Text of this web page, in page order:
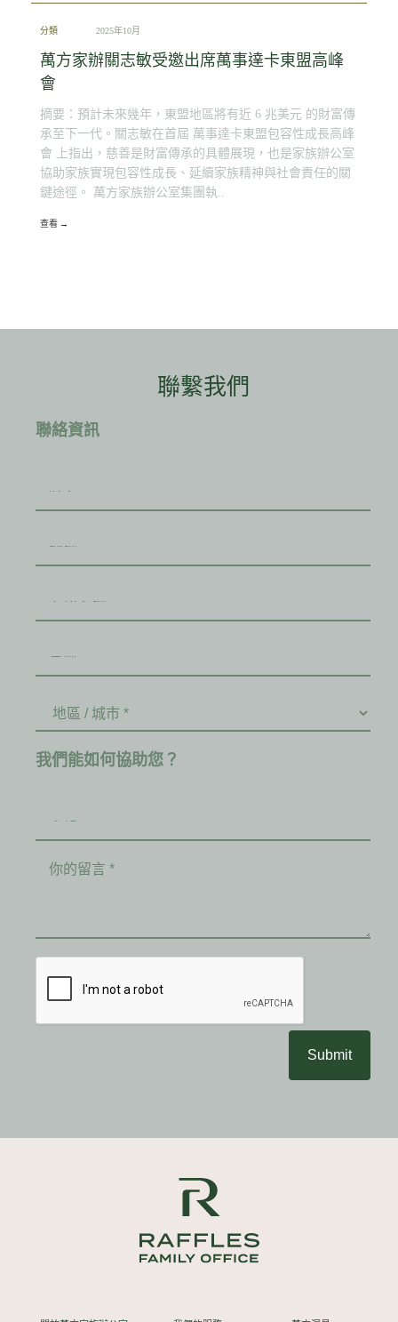
分類 2025年10月
萬方家辦關志敏受邀出席萬事達卡東盟高峰
會
摘要：預計未來幾年，東盟地區將有近 6 兆美元 的財富傳
承至下一代。關志敏在首屆 萬事達卡東盟包容性成長高峰
會 上指出，慈善是財富傳承的具體展現，也是家族辦公室
協助家族實現包容性成長、延續家族精神與社會責任的關
鍵途徑。 萬方家族辦公室集團執..
查看 →
聯繫我們
聯絡資訊
我們能如何協助您？
Submit